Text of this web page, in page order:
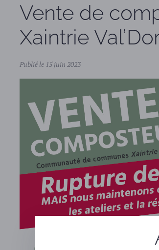
Vente de
Xaintrie
Publié le 15 juin 2023